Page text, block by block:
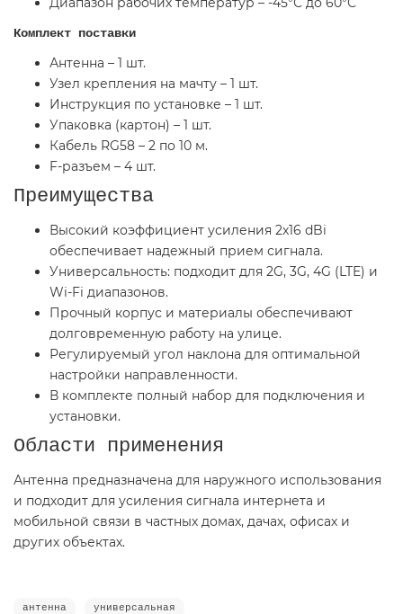
Комплект поставки
Антенна – 1 шт.
Узел крепления на мачту – 1 шт.
Инструкция по установке – 1 шт.
Упаковка (картон) – 1 шт.
Кабель RG58 – 2 по 10 м.
F-разъем – 4 шт.
Преимущества
Высокий коэффициент усиления 2x16 dBi
обеспечивает надежный прием сигнала.
Универсальность: подходит для 2G, 3G, 4G (LTE) и
Wi-Fi диапазонов.
Прочный корпус и материалы обеспечивают
долговременную работу на улице.
Регулируемый угол наклона для оптимальной
настройки направленности.
В комплекте полный набор для подключения и
установки.
Области применения
Антенна предназначена для наружного использования
и подходит для усиления сигнала интернета и
мобильной связи в частных домах, дачах, офисах и
других объектах.
антенна универсальная